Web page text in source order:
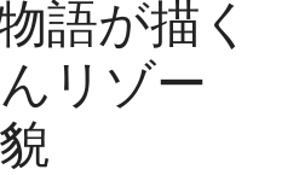
語が描く
リゾー